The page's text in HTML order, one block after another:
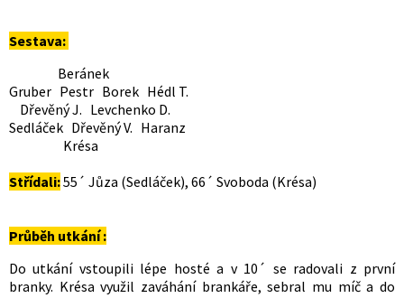
Sestava:
Beránek
Gruber Pestr Borek Hédl T.
Dřevěný J. Levchenko D.
Sedláček Dřevěný V. Haranz
Krésa
Střídali:55´ Jůza (Sedláček), 66´ Svoboda (Krésa)
Průběh utkání :
Do utkání vstoupili lépe hosté a v 10´ se radovali z první
branky. Krésa využil zaváhání brankáře, sebral mu míč a do